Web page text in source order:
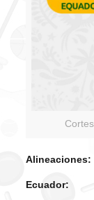
Alineaciones:
Ecuador: